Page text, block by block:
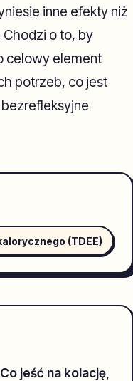
inne efekty niż
Chodzi o to, by
celowy element
potrzeb, co jest
(TDEE)
jeść na kolację,